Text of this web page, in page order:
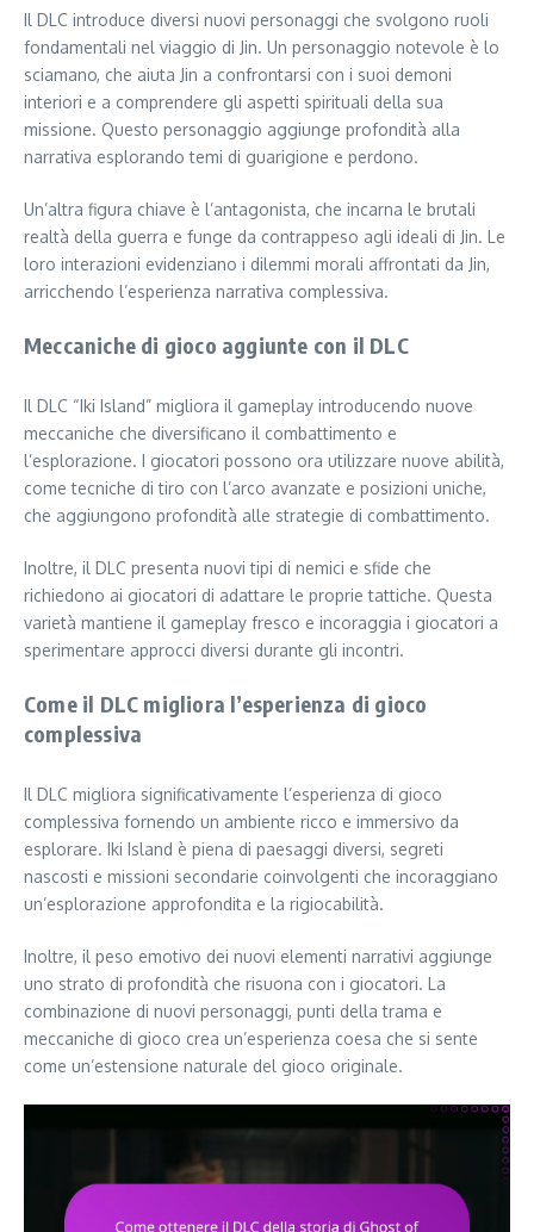
Il DLC introduce diversi nuovi personaggi che svolgono ruoli
fondamentali nel viaggio di Jin. Un personaggio notevole è lo
sciamano, che aiuta Jin a confrontarsi con i suoi demoni
interiori e a comprendere gli aspetti spirituali della sua
missione. Questo personaggio aggiunge profondità alla
narrativa esplorando temi di guarigione e perdono.
Un’altra figura chiave è l’antagonista, che incarna le brutali
realtà della guerra e funge da contrappeso agli ideali di Jin. Le
loro interazioni evidenziano i dilemmi morali affrontati da Jin,
arricchendo l’esperienza narrativa complessiva.
Meccaniche di gioco aggiunte con il DLC
Il DLC “Iki Island” migliora il gameplay introducendo nuove
meccaniche che diversificano il combattimento e
l’esplorazione. I giocatori possono ora utilizzare nuove abilità,
come tecniche di tiro con l’arco avanzate e posizioni uniche,
che aggiungono profondità alle strategie di combattimento.
Inoltre, il DLC presenta nuovi tipi di nemici e sfide che
richiedono ai giocatori di adattare le proprie tattiche. Questa
varietà mantiene il gameplay fresco e incoraggia i giocatori a
sperimentare approcci diversi durante gli incontri.
Come il DLC migliora l’esperienza di gioco
complessiva
Il DLC migliora significativamente l’esperienza di gioco
complessiva fornendo un ambiente ricco e immersivo da
esplorare. Iki Island è piena di paesaggi diversi, segreti
nascosti e missioni secondarie coinvolgenti che incoraggiano
un’esplorazione approfondita e la rigiocabilità.
Inoltre, il peso emotivo dei nuovi elementi narrativi aggiunge
uno strato di profondità che risuona con i giocatori. La
combinazione di nuovi personaggi, punti della trama e
meccaniche di gioco crea un’esperienza coesa che si sente
come un’estensione naturale del gioco originale.